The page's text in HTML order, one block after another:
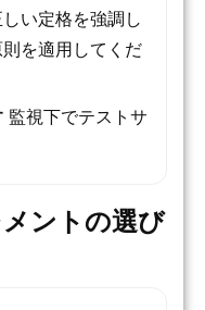
い定格を強調し
を適用してくだ
監視下でテストサ
ントの選び